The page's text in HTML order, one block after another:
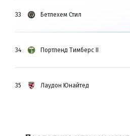
33 Бетлехем Стил
34 Портленд Тимберс II
35 Лаудон Юнайтед